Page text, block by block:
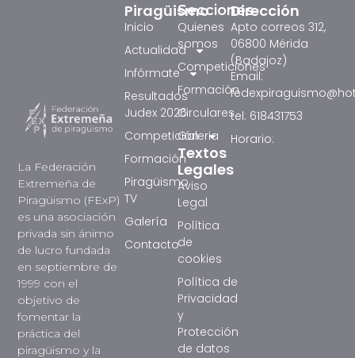
La Federación
Extremeña de
Piragüismo (FExP)
es una asociación
privada sin ánimo
de lucro fundada
en septiembre de
1999 con el
objetivo de
fomentar la
práctica del
piragüismo y la
Secciones
Quienes
somos
Competiciones
Formación
Circulares
Galeria
Textos
Legales
Aviso
Legal
Política
de
cookies
Política de
Privacidad
y
Protección
de datos
Piragüismo
Inicio
Actualidad
Infórmate
Resultados
Judex 2026
Competición
Formación
Piragüismo
TV
Galería
Contacto
Dirección
Apto correos 312,
06800 Mérida
(Badajoz)
Email:
tel: 618431753
Horario: